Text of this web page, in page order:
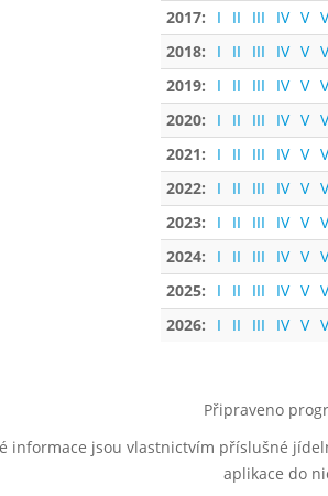
2017:
I II III IV V
2018:
I II III IV V
2019:
I II III IV V
2020:
I II III IV V
2021:
I II III IV V
2022:
I II III IV V
2023:
I II III IV V
2024:
I II III IV V
2025:
I II III IV V
2026:
I II III IV V
Připraveno
informace jsou vlastnictvím příslušné
aplikace do